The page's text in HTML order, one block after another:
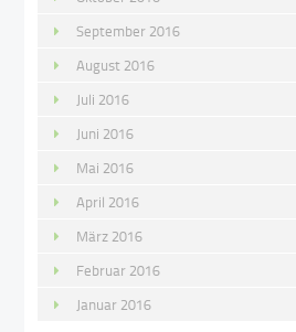
September 2016
August 2016
Juli 2016
Juni 2016
Mai 2016
April 2016
März 2016
Februar 2016
Januar 2016